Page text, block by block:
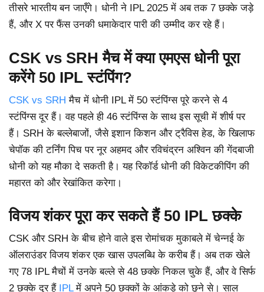
तीसरे भारतीय बन जाएँगे। धोनी ने IPL 2025 में अब तक 7 छक्के जड़े
हैं, और X पर फैंस उनकी धमाकेदार पारी की उम्मीद कर रहे हैं।
CSK vs SRH मैच में क्या एमएस धोनी पूरा
करेंगे 50 IPL स्टंपिंग?
CSK vs SRH मैच में धोनी IPL में 50 स्टंपिंग्स पूरे करने से 4
स्टंपिंग्स दूर हैं। वह पहले ही 46 स्टंपिंग्स के साथ इस सूची में शीर्ष पर
हैं। SRH के बल्लेबाजों, जैसे इशान किशन और ट्रैविस हेड, के खिलाफ
चेपॉक की टर्निंग पिच पर नूर अहमद और रविचंद्रन अश्विन की गेंदबाजी
धोनी को यह मौका दे सकती है। यह रिकॉर्ड धोनी की विकेटकीपिंग की
महारत को और रेखांकित करेगा।
विजय शंकर पूरा कर सकते हैं 50 IPL छक्के
CSK और SRH के बीच होने वाले इस रोमांचक मुकाबले में चेन्नई के
ऑलराउंडर विजय शंकर एक खास उपलब्धि के करीब हैं। अब तक खेले
गए 78 IPL मैचों में उनके बल्ले से 48 छक्के निकल चुके हैं, और वे सिर्फ
2 छक्के दूर हैं
IPLमें अपने 50 छक्कों के आंकड़े को छूने से। साल